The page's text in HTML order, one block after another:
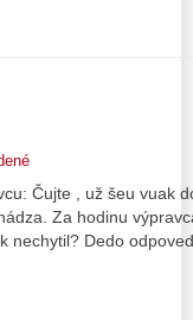
Čujte , už šeu vuak
Za hodinu
nechytil? Dedo